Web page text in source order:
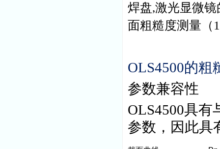
焊盘,激光显微
面粗糙度测量（
OLS4500的粗
参数兼容性
OLS4500具有
参数，因此具